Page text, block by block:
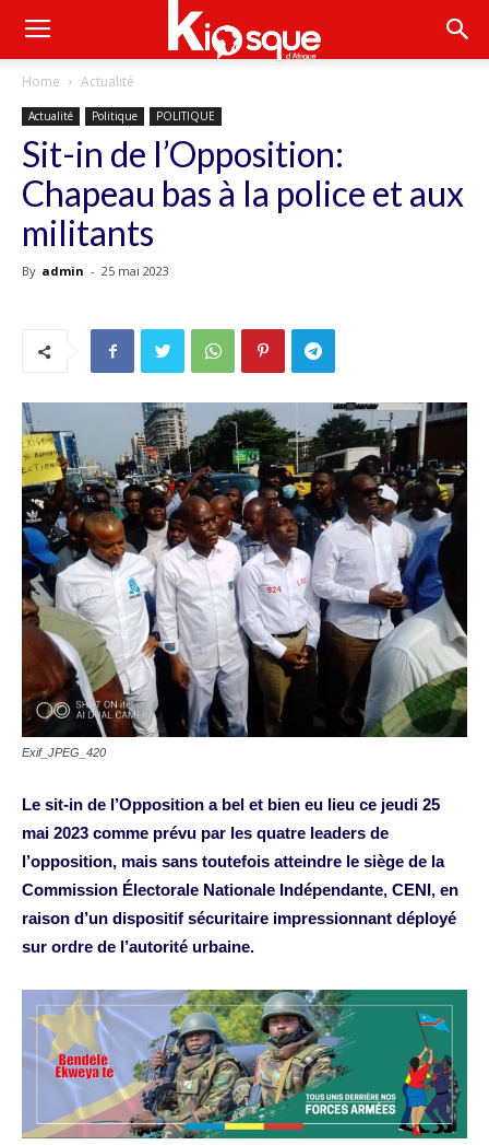
Home Actualité
Actualité Politique POLITIQUE
Sit-in de l’Opposition:
Chapeau bas à la police et aux
militants
By admin - 25 mai 2023
Exif_JPEG_420
Le sit-in de l’Opposition a bel et bien eu lieu ce jeudi 25
mai 2023 comme prévu par les quatre leaders de
l’opposition, mais sans toutefois atteindre le siège de la
Commission Électorale Nationale Indépendante, CENI, en
raison d’un dispositif sécuritaire impressionnant déployé
sur ordre de l’autorité urbaine.